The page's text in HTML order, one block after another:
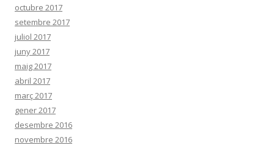
octubre 2017
setembre 2017
juliol 2017
juny 2017
maig 2017
abril 2017
març 2017
gener 2017
desembre 2016
novembre 2016